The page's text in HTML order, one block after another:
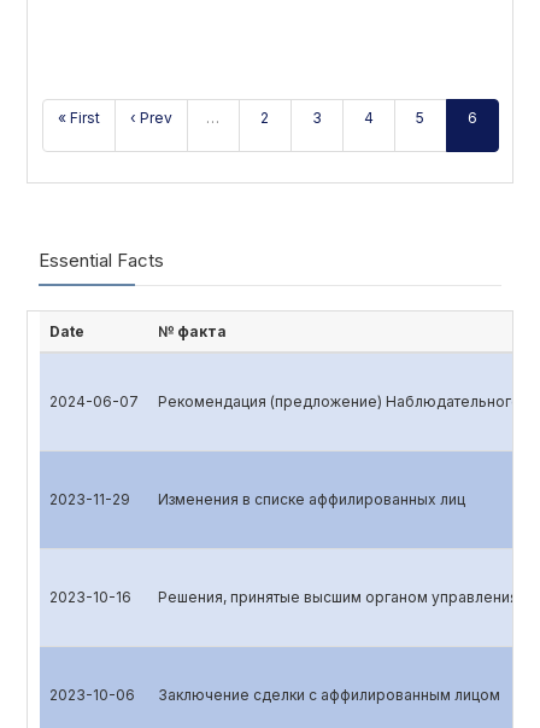
« First ‹ Prev … 2 3 4 5 6
Essential Facts
Date № факта
2024-06-07 Рекомендация (предложение) Наблюдательного
2023-11-29 Изменения в списке аффилированных лиц
2023-10-16 Решения, принятые высшим органом управления
2023-10-06 Заключение сделки с аффилированным лицом